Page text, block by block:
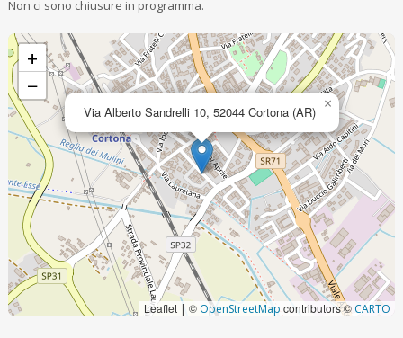
Non ci sono chiusure in programma.
Via Alberto Sandrelli 10, 52044 Cortona (AR) ×
+
−
Leaflet | © OpenStreetMap contributors © CARTO